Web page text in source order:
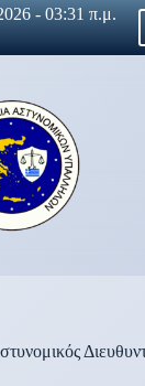
- 03:31 π.μ.